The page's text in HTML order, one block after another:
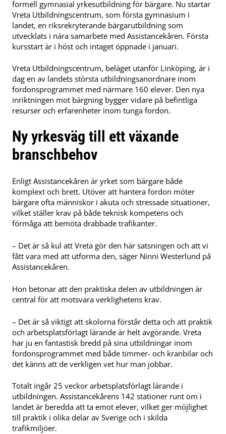
formell gymnasial yrkesutbildning för bärgare. Nu startar
Vreta Utbildningscentrum, som första gymnasium i
landet, en riksrekryterande bärgarutbildning som
utvecklats i nära samarbete med Assistancekåren. Första
kursstart är i höst och intaget öppnade i januari.
Vreta Utbildningscentrum, beläget utanför Linköping, är i
dag en av landets största utbildningsanordnare inom
fordonsprogrammet med närmare 160 elever. Den nya
inriktningen mot bärgning bygger vidare på befintliga
resurser och erfarenheter inom tunga fordon.
Ny yrkesväg till ett växande
branschbehov
Enligt Assistancekåren är yrket som bärgare både
komplext och brett. Utöver att hantera fordon möter
bärgare ofta människor i akuta och stressade situationer,
vilket ställer krav på både teknisk kompetens och
förmåga att bemöta drabbade trafikanter.
– Det är så kul att Vreta gör den här satsningen och att vi
fått vara med att utforma den, säger Ninni Westerlund på
Assistancekåren.
Hon betonar att den praktiska delen av utbildningen är
central för att motsvara verklighetens krav.
– Det är så viktigt att skolorna förstår detta och att praktik
och arbetsplatsförlagt lärande är helt avgörande. Vreta
har ju en fantastisk bredd på sina utbildningar inom
fordonsprogrammet med både timmer- och kranbilar och
det känns att de verkligen vet hur man jobbar.
Totalt ingår 25 veckor arbetsplatsförlagt lärande i
utbildningen. Assistancekårens 142 stationer runt om i
landet är beredda att ta emot elever, vilket ger möjlighet
till praktik i olika delar av Sverige och i skilda
trafikmiljöer.